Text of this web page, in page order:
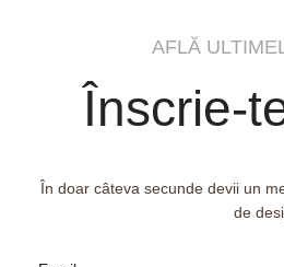
AFLĂ
Înscrie-
În doar câteva secunde devii un
de